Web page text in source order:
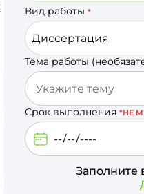
Вид работы *
Диссертация
Тема работы
Срок выполнения *НЕ
Заполните